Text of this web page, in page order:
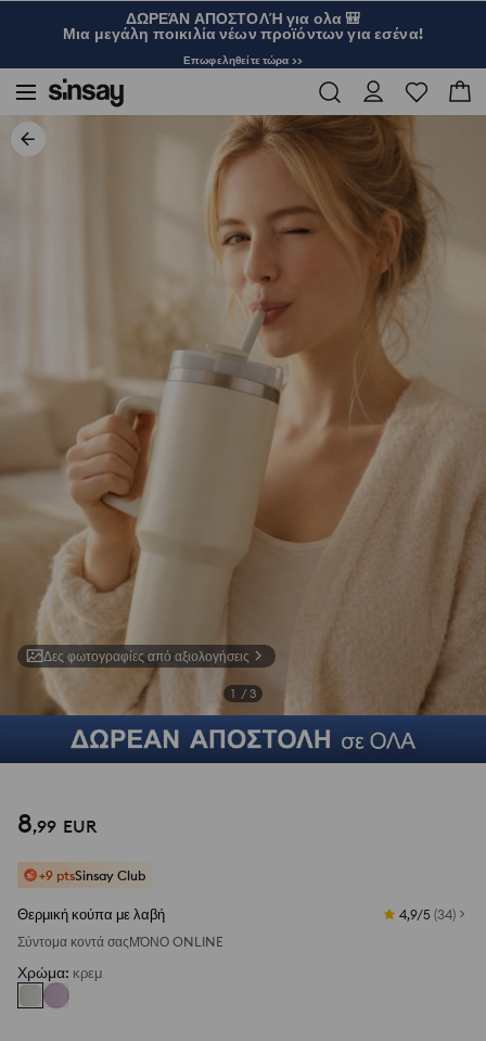
ΔΩΡΕΆΝ ΑΠΟΣΤΟΛΉ για ολα 🎒
Μια μεγάλη ποικιλία νέων προϊόντων για εσένα!
Επωφεληθείτε τώρα >>
Δες φωτογραφίες από αξιολογήσεις
1 / 3
8,99 EUR
+9 ptsSinsay Club
Θερμική κούπα με λαβή 4,9/5 (34)
Σύντομα κοντά σαςΜΌΝΟ ONLINE
Χρώμα: κρεμ